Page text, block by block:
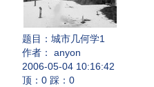
题目： 城市几何学1
作者： anyon
2006-05-04 10:16:42
顶：0 踩：0